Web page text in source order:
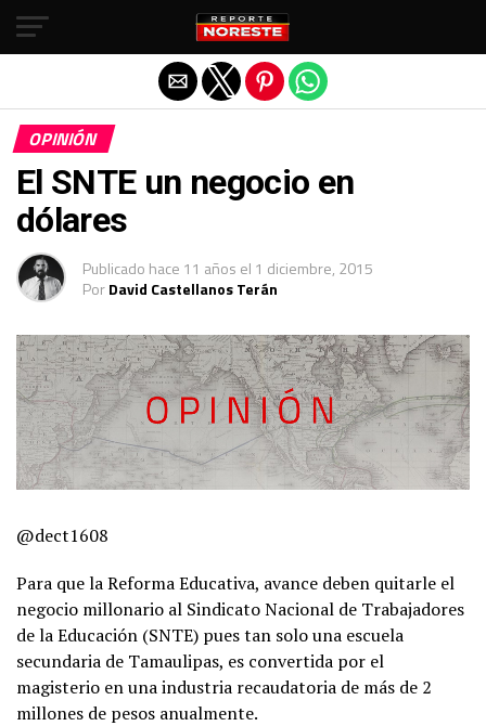
OPINIÓN
El SNTE un negocio en
dólares
Publicado hace 11 años el 1 diciembre, 2015
PorDavid Castellanos Terán
@dect1608
Para que la Reforma Educativa, avance deben quitarle el
negocio millonario al Sindicato Nacional de Trabajadores
de la Educación (SNTE) pues tan solo una escuela
secundaria de Tamaulipas, es convertida por el
magisterio en una industria recaudatoria de más de 2
millones de pesos anualmente.
Salir de la versión móvil